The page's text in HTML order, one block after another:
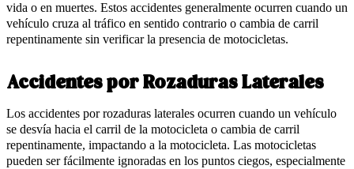
vida o en muertes. Estos accidentes generalmente ocurren cuando un
vehículo cruza al tráfico en sentido contrario o cambia de carril
repentinamente sin verificar la presencia de motocicletas.
Accidentes por Rozaduras Laterales
Los accidentes por rozaduras laterales ocurren cuando un vehículo
se desvía hacia el carril de la motocicleta o cambia de carril
repentinamente, impactando a la motocicleta. Las motocicletas
pueden ser fácilmente ignoradas en los puntos ciegos, especialmente